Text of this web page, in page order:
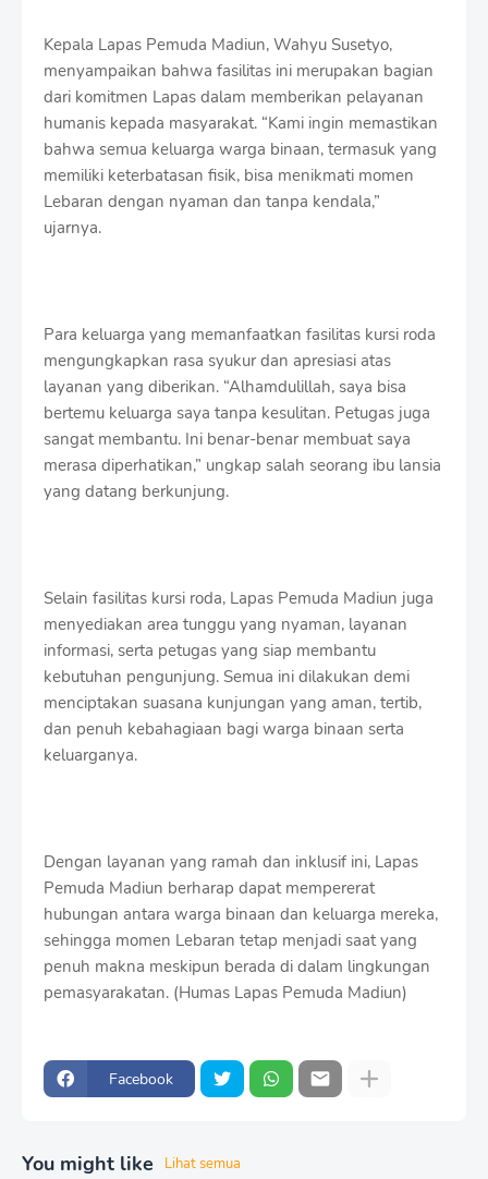
Kepala Lapas Pemuda Madiun, Wahyu Susetyo,
menyampaikan bahwa fasilitas ini merupakan bagian
dari komitmen Lapas dalam memberikan pelayanan
humanis kepada masyarakat. “Kami ingin memastikan
bahwa semua keluarga warga binaan, termasuk yang
memiliki keterbatasan fisik, bisa menikmati momen
Lebaran dengan nyaman dan tanpa kendala,”
ujarnya.
Para keluarga yang memanfaatkan fasilitas kursi roda
mengungkapkan rasa syukur dan apresiasi atas
layanan yang diberikan. “Alhamdulillah, saya bisa
bertemu keluarga saya tanpa kesulitan. Petugas juga
sangat membantu. Ini benar-benar membuat saya
merasa diperhatikan,” ungkap salah seorang ibu lansia
yang datang berkunjung.
Selain fasilitas kursi roda, Lapas Pemuda Madiun juga
menyediakan area tunggu yang nyaman, layanan
informasi, serta petugas yang siap membantu
kebutuhan pengunjung. Semua ini dilakukan demi
menciptakan suasana kunjungan yang aman, tertib,
dan penuh kebahagiaan bagi warga binaan serta
keluarganya.
Dengan layanan yang ramah dan inklusif ini, Lapas
Pemuda Madiun berharap dapat mempererat
hubungan antara warga binaan dan keluarga mereka,
sehingga momen Lebaran tetap menjadi saat yang
penuh makna meskipun berada di dalam lingkungan
pemasyarakatan. (Humas Lapas Pemuda Madiun)
Facebook
You might like Lihat semua